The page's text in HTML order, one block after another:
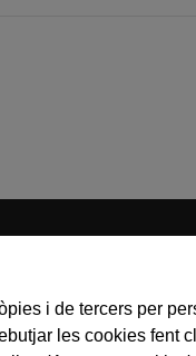
i de tercers per
les cookies fent